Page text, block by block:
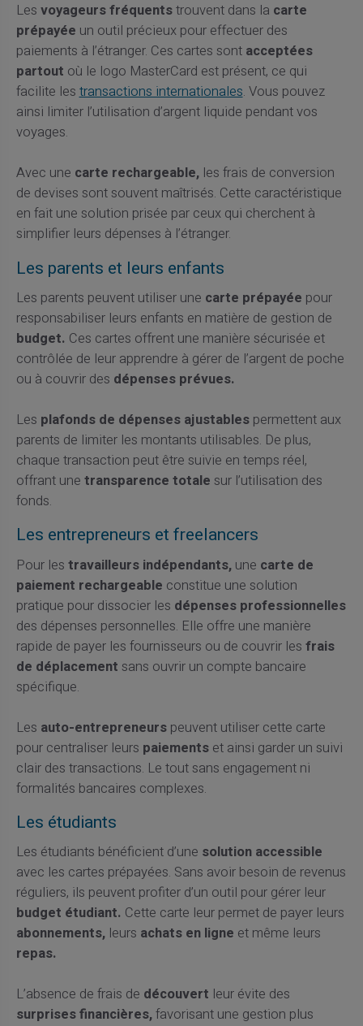
Les voyageurs fréquentstrouvent dans la carte
prépayée un outil précieux pour effectuer des
paiements à l’étranger. Ces cartes sont acceptées
partout où le logo MasterCard est présent, ce qui
facilite lestransactions internationales. Vous pouvez
ainsi limiter l’utilisation d’argent liquide pendant vos
voyages.
Avec une carte rechargeable,les frais de conversion
de devises sont souvent maîtrisés. Cette caractéristique
en fait une solution prisée par ceux qui cherchent à
simplifier leurs dépenses à l’étranger.
Les parents et leurs enfants
Les parents peuvent utiliser une carte prépayée pour
responsabiliser leurs enfants en matière de gestion de
budget. Ces cartes offrent une manière sécurisée et
contrôlée de leur apprendre à gérer de l’argent de poche
ou à couvrir des dépenses prévues.
Les plafonds de dépenses ajustablespermettent aux
parents de limiter les montants utilisables. De plus,
chaque transaction peut être suivie en temps réel,
offrant une transparence totale sur l’utilisation des
fonds.
Les entrepreneurs et freelancers
Pour les travailleurs indépendants,une carte de
paiement rechargeable constitue une solution
pratique pour dissocier les dépenses professionnelles
des dépenses personnelles. Elle offre une manière
rapide de payer les fournisseurs ou de couvrir les frais
de déplacement sans ouvrir un compte bancaire
spécifique.
Les auto-entrepreneurspeuvent utiliser cette carte
pour centraliser leurs paiementset ainsi garder un suivi
clair des transactions. Le tout sans engagement ni
formalités bancaires complexes.
Les étudiants
Les étudiants bénéficient d’une solution accessible
avec les cartes prépayées. Sans avoir besoin de revenus
réguliers, ils peuvent profiter d’un outil pour gérer leur
budget étudiant. Cette carte leur permet de payer leurs
abonnements,leurs achats en ligne et même leurs
repas.
L’absence de frais de découvert leur évite des
surprises financières,favorisant une gestion plus